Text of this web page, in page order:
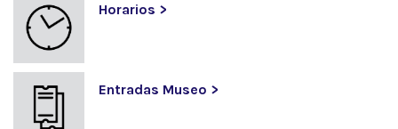
Horarios >
Entradas Museo >